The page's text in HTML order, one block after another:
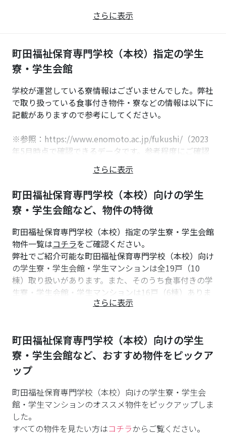
さらに表示
町田福祉保育専門学校（本校）指定の学生
寮・学生会館
学校が運営している寮情報はございませんでした。弊社
で取り扱っている食事付き物件・寮などの情報は以下に
記載がありますので参考にしてください。
※参照：https://www.enomoto.ac.jp/fukushi/（2023
年5月時点で確認できるデータです。参考程度にご確認
さらに表示
町田福祉保育専門学校（本校）向けの学生
寮・学生会館など、物件の特徴
町田福祉保育専門学校（本校）指定の学生寮・学生会館
物件一覧はコチラをご確認ください。
弊社でご紹介可能な町田福祉保育専門学校（本校）向け
の学生寮・学生会館・学生マンションは全19戸（10
棟）取り扱いがあります。また、そのうち食事付きの学
生寮・学生会館・学生マンションは16戸（6棟）ありま
す。初めての一人暮らしは、食生活が不規則になりがち
す。
町田福祉保育専門学校（本校）への通学が便利な物件に
は、「オートロック付」の物件は19戸、「防犯カメラ
付」の物件は17戸、「女性専用」の物件は5戸、紹介可
能です。
初めての一人暮らしでもご安心ください。セキュリティ
対策を行った物件を多数用意しております。
町田福祉保育専門学校（本校）向けの物件紹介は主に町
さらに表示
町田福祉保育専門学校（本校） 向けの学生
寮・学生会館など、おすすめ物件をピックア
ップ
町田福祉保育専門学校（本校）向けの学生寮・学生会
館・学生マンションのオススメ物件をピックアップしま
した。
すべての物件を見たい方はコチラからご覧ください。